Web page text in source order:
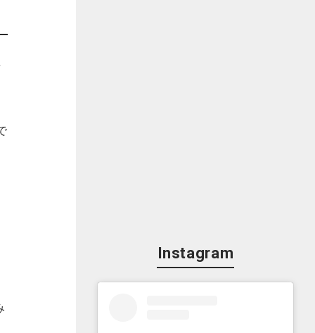
Instagram